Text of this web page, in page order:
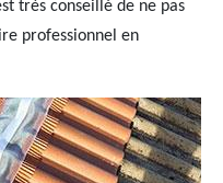
très conseillé de ne pas
professionnel en